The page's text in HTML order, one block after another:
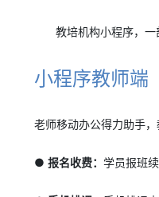
教培机构小程序，
小程序教师端
老师移动办公得力助手
● 报名收费：学员报班